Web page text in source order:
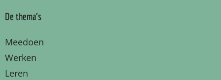
De thema's
Meedoen
Werken
Leren